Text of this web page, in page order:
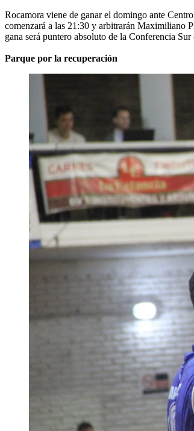
Rocamora viene de ganar el domingo ante
comenzará a las 21:30 y arbitrarán Maximiliano
gana será puntero absoluto de la Conferencia
Parque por la recuperación